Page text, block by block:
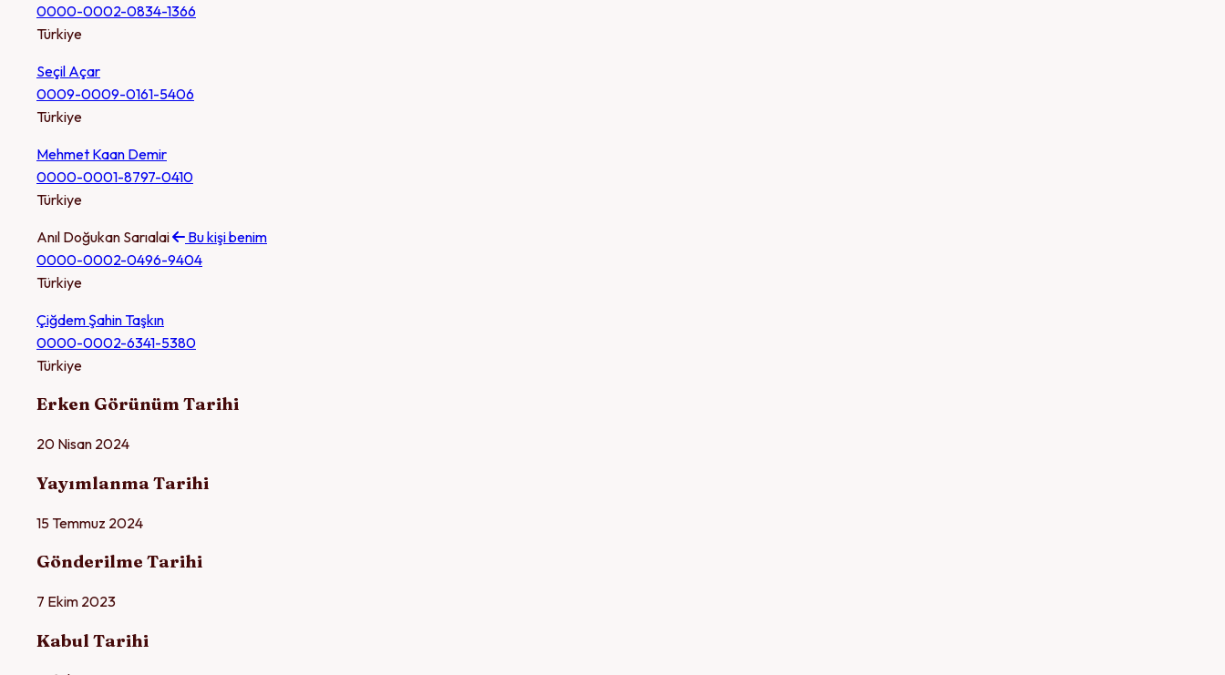
0000-0002-0834-1366
Türkiye
Seçil Açar
0009-0009-0161-5406
Türkiye
Mehmet Kaan Demir
0000-0001-8797-0410
Türkiye
Anıl Doğukan Sarıalai
Bu kişi benim
0000-0002-0496-9404
Türkiye
Çiğdem Şahin Taşkın
0000-0002-6341-5380
Türkiye
Erken Görünüm Tarihi
20 Nisan 2024
Yayımlanma Tarihi
15 Temmuz 2024
Gönderilme Tarihi
7 Ekim 2023
Kabul Tarihi